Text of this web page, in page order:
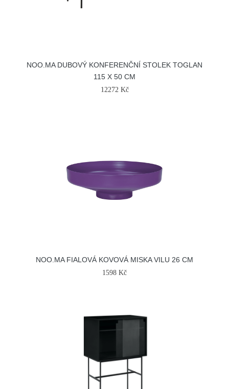
NOO.MA DUBOVÝ KONFERENČNÍ STOLEK TOGLAN
115 X 50 CM
12272 Kč
NOO.MA FIALOVÁ KOVOVÁ MISKA VILU 26 CM
1598 Kč